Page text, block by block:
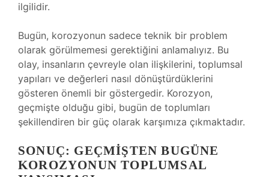
ilgilidir.
Bugün, korozyonun sadece teknik bir problem
olarak görülmemesi gerektiğini anlamalıyız. Bu
olay, insanların çevreyle olan ilişkilerini, toplumsal
yapıları ve değerleri nasıl dönüştürdüklerini
gösteren önemli bir göstergedir. Korozyon,
geçmişte olduğu gibi, bugün de toplumları
şekillendiren bir güç olarak karşımıza çıkmaktadır.
SONUÇ: GEÇMIŞTEN BUGÜNE
KOROZYONUN TOPLUMSAL